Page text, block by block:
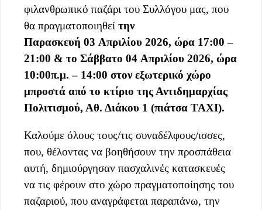
φιλανθρωπικό παζάρι του Συλλόγου μας, που
θα πραγματοποιηθεί την
Παρασκευή 03 Απριλίου 2026, ώρα 17:00 –
21:00 & το Σάββατο 04 Απριλίου 2026, ώρα
10:00π.μ. – 14:00 στον εξωτερικό χώρο
μπροστά από το κτίριο της Αντιδημαρχίας
Πολιτισμού, Αθ. Διάκου 1 (πιάτσα TAXI).
Καλούμε όλους τους/τις συναδέλφους/ισσες,
που, θέλοντας να βοηθήσουν την προσπάθεια
αυτή, δημιούργησαν πασχαλινές κατασκευές
να τις φέρουν στο χώρο πραγματοποίησης του
παζαριού, που αναγράφεται παραπάνω, την